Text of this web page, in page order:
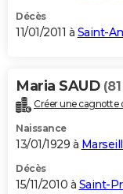
Décès
11/01/2011 à Saint-
Maria SAUD
Créer une cagnotte
Naissance
13/01/1929 à
Décès
15/11/2010 à Saint-